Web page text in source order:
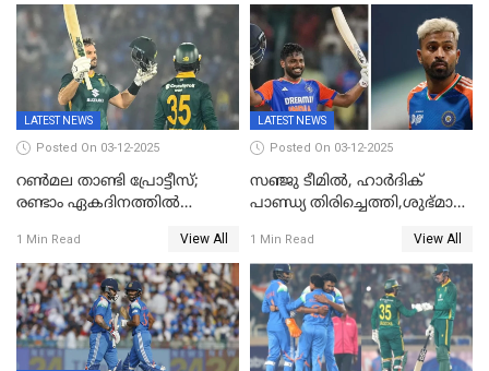
റണ്‍സ് വിജയലക്ഷ്യം
സെമിയിൽ
LATEST NEWS
Posted On 03-12-2025
റണ്‍മല താണ്ടി പ്രോട്ടീസ്;
രണ്ടാം ഏകദിനത്തില്‍
ഒപ്പത്തിനൊപ്പം
1 Min Read View All
LATEST NEWS
Posted On 03-12-2025
സഞ്ജു ടീമില്‍, ഹാര്‍ദിക്
പാണ്ഡ്യ തിരിച്ചെത്തി,​ശുഭ്മാൻ
ഇല്ല;
ദക്ഷിണാഫ്രിക്കയ്‌ക്കെതിരായ
ടി20 പരമ്പരയ്ക്കുള്ള ഇന്ത്യന്‍
ടീമിനെ പ്രഖ്യാപിച്ചു
1 Min Read View All